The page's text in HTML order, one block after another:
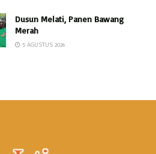
Dusun Melati, Panen Bawang
Merah
5 AGUSTUS 2026